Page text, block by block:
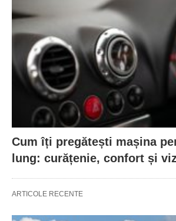
Cum îți pregătești mașina
lung: curățenie, confort și
ARTICOLE RECENTE